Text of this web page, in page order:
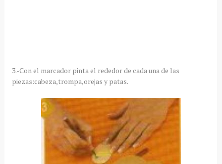
3.-Con el marcador pinta el rededor de cada una de las
piezas:cabeza,trompa,orejas y patas.